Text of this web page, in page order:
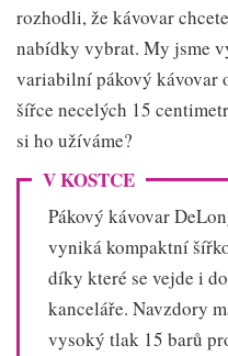
rozhodli, že kávovar
nabídky vybrat. My jsme
variabilní pákový kávovar
šířce necelých 15
si ho užíváme?
V KOSTCE
Pákový kávovar
vyniká kompaktní
díky které se vejde i
kanceláře. Navzdory
vysoký tlak 15 barů